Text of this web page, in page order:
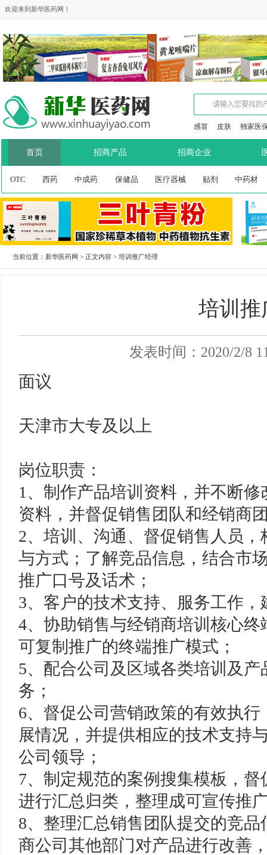
欢迎来到新华医药网！
感冒 皮肤 独家医
首页 招商产品 招商企业
OTC 西药 中成药 保健品 医疗器械 贴剂 中药材
当前位置： 新华医药网 > 正文内容 > 培训推广经理
培训推
发表时间：2020/2/8
面议
天津市大专及以上
岗位职责：
1、制作产品培训资料，并不断
资料，并督促销售团队和经销商
2、培训、沟通、督促销售人员
与方式；了解竞品信息，结合市
推广口号及话术；
3、客户的技术支持、服务工作
4、协助销售与经销商培训核心
可复制推广的终端推广模式；
5、配合公司及区域各类培训及
务；
6、督促公司营销政策的有效执
展情况，并提供相应的技术支持
公司领导；
7、制定规范的案例搜集模板，
进行汇总归类，整理成可宣传推
8、整理汇总销售团队提交的竞
商公司其他部门对产品进行改善